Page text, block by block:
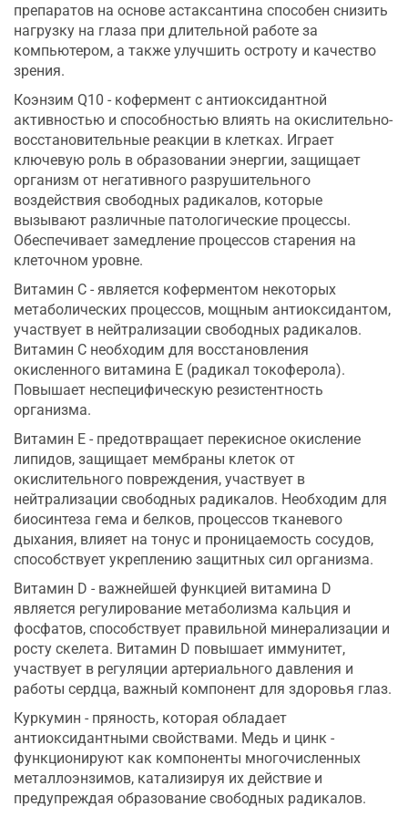
препаратов на основе астаксантина способен снизить
нагрузку на глаза при длительной работе за
компьютером, а также улучшить остроту и качество
зрения.
Коэнзим Q10 - кофермент с антиоксидантной
активностью и способностью влиять на окислительно-
восстановительные реакции в клетках. Играет
ключевую роль в образовании энергии, защищает
организм от негативного разрушительного
воздействия свободных радикалов, которые
вызывают различные патологические процессы.
Обеспечивает замедление процессов старения на
клеточном уровне.
Витамин С - является коферментом некоторых
метаболических процессов, мощным антиоксидантом,
участвует в нейтрализации свободных радикалов.
Витамин С необходим для восстановления
окисленного витамина Е (радикал токоферола).
Повышает неспецифическую резистентность
организма.
Витамин Е - предотвращает перекисное окисление
липидов, защищает мембраны клеток от
окислительного повреждения, участвует в
нейтрализации свободных радикалов. Необходим для
биосинтеза гема и белков, процессов тканевого
дыхания, влияет на тонус и проницаемость сосудов,
способствует укреплению защитных сил организма.
Витамин D - важнейшей функцией витамина D
является регулирование метаболизма кальция и
фосфатов, способствует правильной минерализации и
росту скелета. Витамин D повышает иммунитет,
участвует в регуляции артериального давления и
работы сердца, важный компонент для здоровья глаз.
Куркумин - пряность, которая обладает
антиоксидантными свойствами. Медь и цинк -
функционируют как компоненты многочисленных
металлоэнзимов, катализируя их действие и
предупреждая образование свободных радикалов.